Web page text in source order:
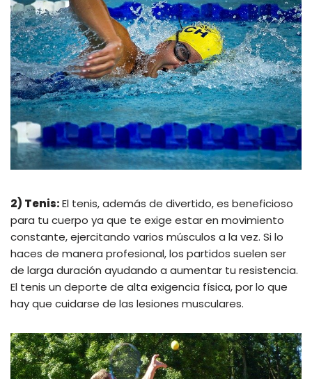
2) Tenis:El tenis, además de divertido, es beneficioso
para tu cuerpo ya que te exige estar en movimiento
constante, ejercitando varios músculos a la vez. Si lo
haces de manera profesional, los partidos suelen ser
de larga duración ayudando a aumentar tu resistencia.
El tenis un deporte de alta exigencia física, por lo que
hay que cuidarse de las lesiones musculares.